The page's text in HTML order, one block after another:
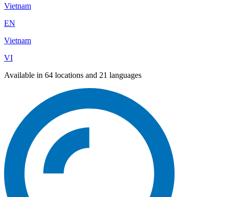
Vietnam
EN
Vietnam
VI
Available in 64 locations and 21 languages